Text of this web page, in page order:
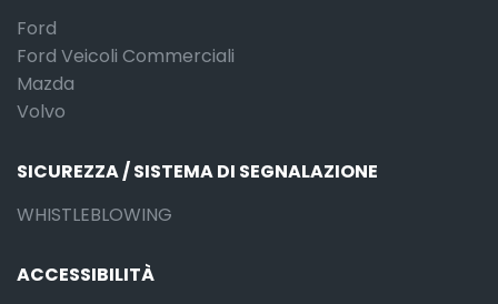
Ford
Ford Veicoli Commerciali
Mazda
Volvo
SICUREZZA / SISTEMA DI SEGNALAZIONE
WHISTLEBLOWING
ACCESSIBILITÀ